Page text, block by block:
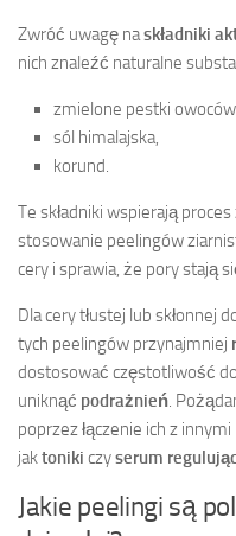
Zwróć uwagę naskładniki
nich znaleźć naturalne
zmielone pestki
sól himalajska,
korund.
Te składniki wspierają proces
stosowanie peelingów
cery i sprawia, że pory stają
Dla cery tłustej lub skłonnej
tych peelingów przynajmniej
dostosować częstotliwość
uniknąć podrażnień.
poprzez łączenie ich z
jaktoniki czyserum
Jakie peelingi są